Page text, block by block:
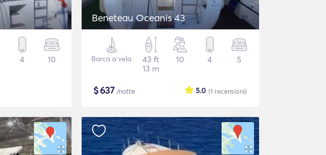
4 10
Beneteau Oceanis 43
Barca a vela
43 ft
13 m
10 4 5
$637 /notte (1 recensioni)
5.0